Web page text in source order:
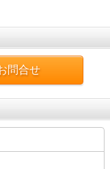
問合せ